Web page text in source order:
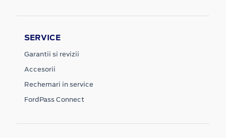
SERVICE
Garantii si revizii
Accesorii
Rechemari in service
FordPass Connect